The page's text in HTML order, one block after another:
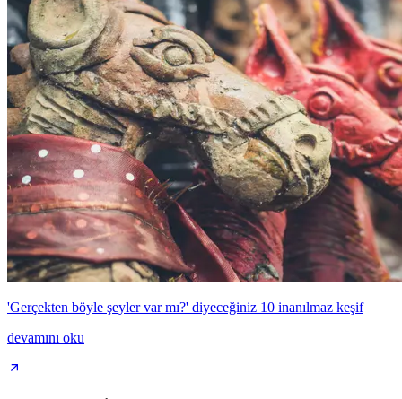
'Gerçekten böyle şeyler var mı?' diyeceğiniz 10 inanılmaz keşif
devamını oku